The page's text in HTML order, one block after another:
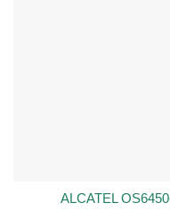
ALCATEL